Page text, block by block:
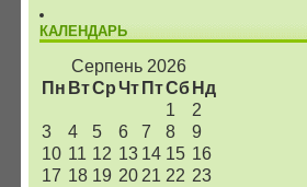
КАЛЕНДАРЬ
Серпень 2026
Пн ВтСрЧт ПтСб Нд
1
2
3
4 5 6 7 8
9
10 11 12 13 14 15 16
17 18 19 20 21 22 23